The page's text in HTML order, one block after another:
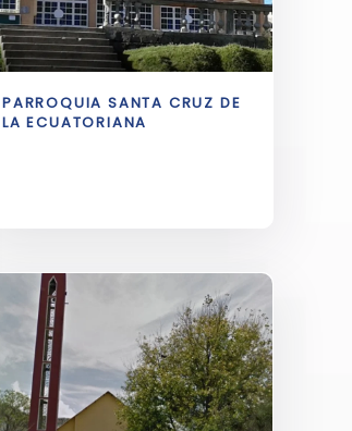
PARROQUIA SANTA CRUZ DE
LA ECUATORIANA